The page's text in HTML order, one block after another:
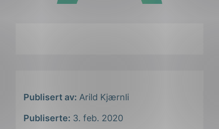
Publisert av: Arild Kjærnli
Publiserte: 3. feb. 2020